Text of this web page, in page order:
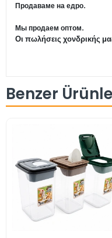
Продаваме на едро.
Мы продаем оптом.
Οι πωλήσεις χονδρικής
Benzer